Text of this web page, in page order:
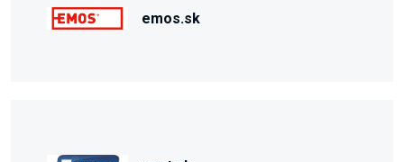
emos.sk